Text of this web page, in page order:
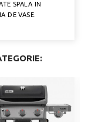
SPALA IN
DE VASE.